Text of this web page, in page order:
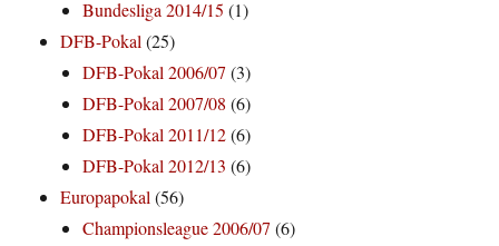
Bundesliga 2014/15 (1)
DFB-Pokal(25)
DFB-Pokal 2006/07 (3)
DFB-Pokal 2007/08 (6)
DFB-Pokal 2011/12(6)
DFB-Pokal 2012/13 (6)
Europapokal(56)
Championsleague 2006/07 (6)